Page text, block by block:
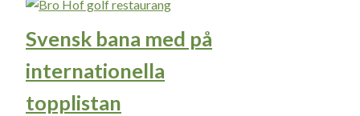
Svensk bana med på
internationella
topplistan